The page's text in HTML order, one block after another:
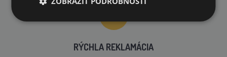
RÝCHLA REKLAMÁCIA